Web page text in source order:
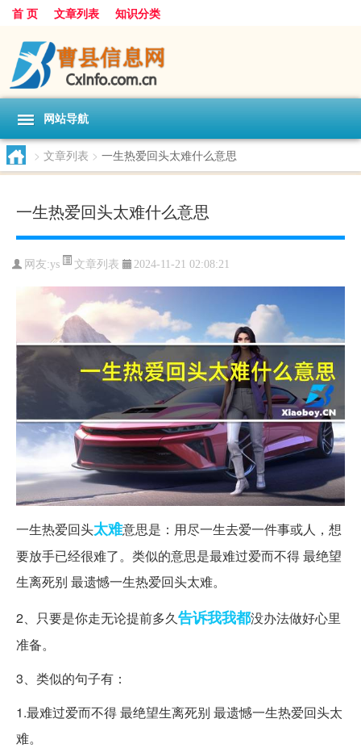
首 页 文章列表 知识分类
网站导航
> 文章列表 > 一生热爱回头太难什么意思
一生热爱回头太难什么意思
网友:ys 文章列表 2024-11-21 02:08:21
一生热爱回头太难意思是：用尽一生去爱一件事或人，想
要放手已经很难了。类似的意思是最难过爱而不得 最绝望
生离死别 最遗憾一生热爱回头太难。
2、只要是你走无论提前多久告诉我我都没办法做好心里
准备。
3、类似的句子有：
1.最难过爱而不得 最绝望生离死别 最遗憾一生热爱回头太
难。